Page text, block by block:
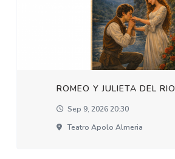
ROMEO Y JULIETA DEL RIO
Sep 9, 2026 20:30
Teatro Apolo Almeria